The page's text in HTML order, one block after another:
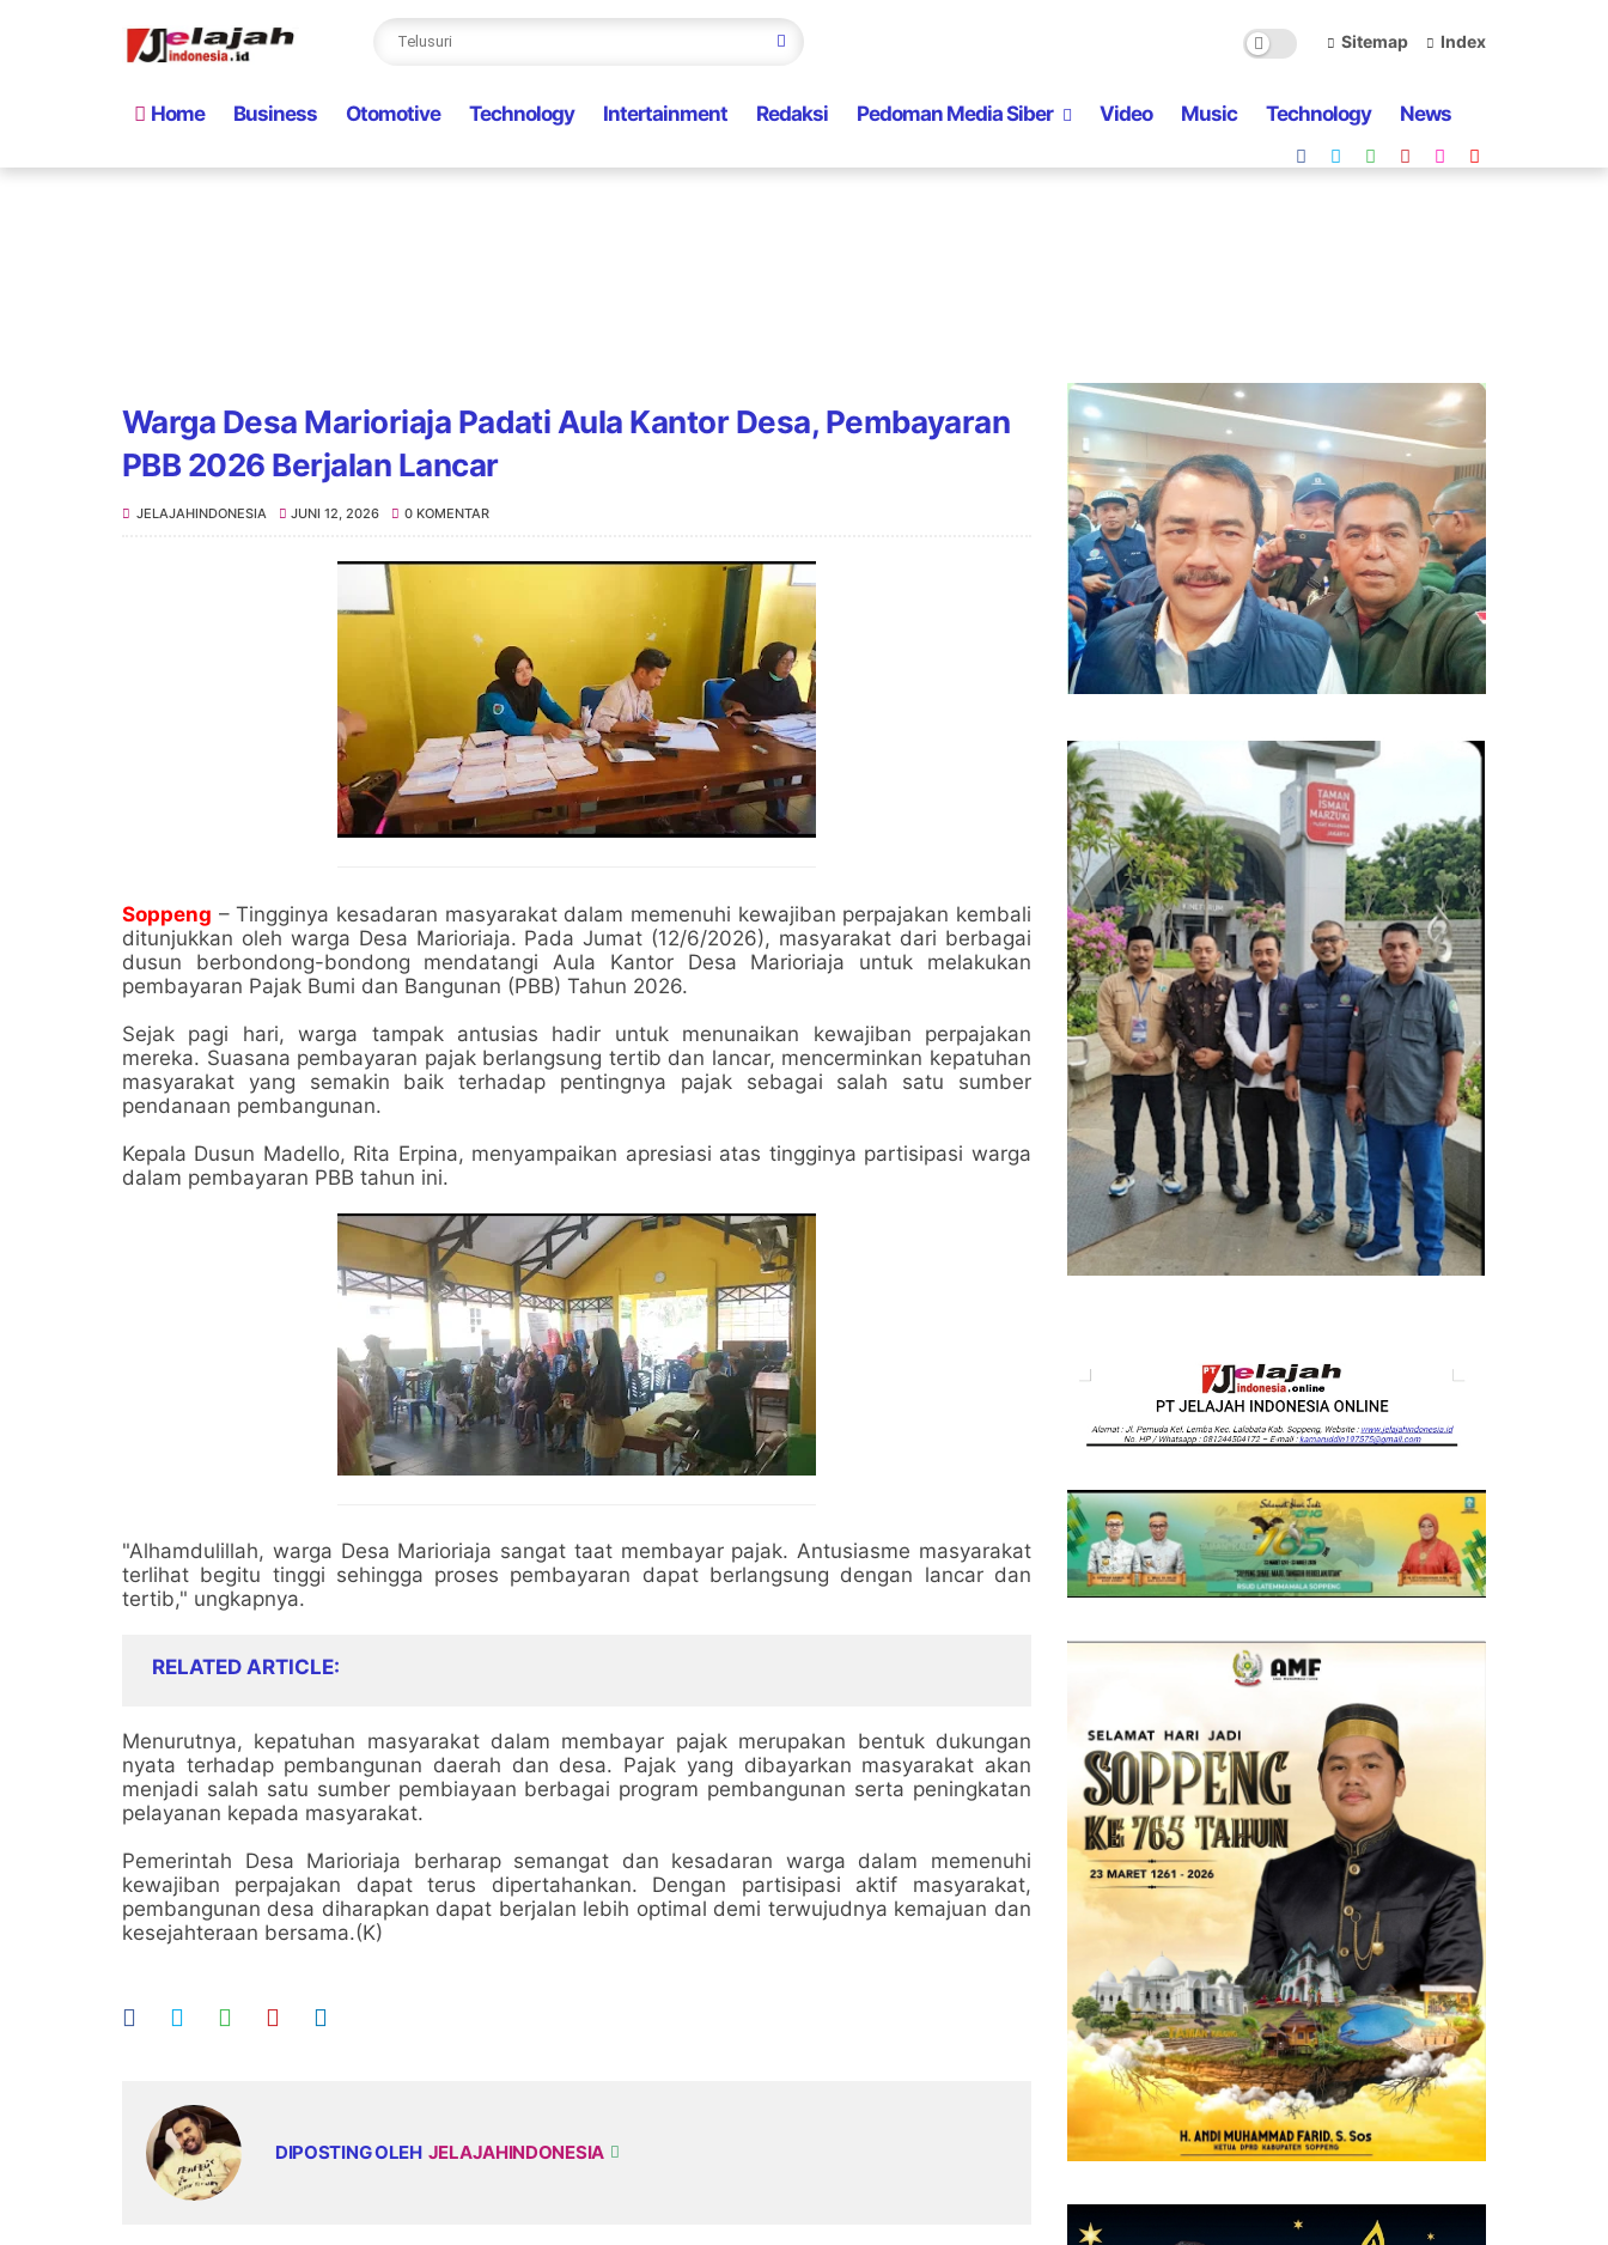
Sitemap Index
Home Business Otomotive Technology Intertainment Redaksi Pedoman Media Siber Video Music Technology News
Warga Desa Marioriaja Padati Aula Kantor Desa, Pembayaran
PBB 2026 Berjalan Lancar
JELAJAHINDONESIA JUNI 12, 2026 0 KOMENTAR
Soppeng – Tingginya kesadaran masyarakat dalam memenuhi kewajiban perpajakan kembali
ditunjukkan oleh warga Desa Marioriaja. Pada Jumat (12/6/2026), masyarakat dari berbagai
dusun berbondong-bondong mendatangi Aula Kantor Desa Marioriaja untuk melakukan
pembayaran Pajak Bumi dan Bangunan (PBB) Tahun 2026.
Sejak pagi hari, warga tampak antusias hadir untuk menunaikan kewajiban perpajakan
mereka. Suasana pembayaran pajak berlangsung tertib dan lancar, mencerminkan kepatuhan
masyarakat yang semakin baik terhadap pentingnya pajak sebagai salah satu sumber
pendanaan pembangunan.
Kepala Dusun Madello, Rita Erpina, menyampaikan apresiasi atas tingginya partisipasi warga
dalam pembayaran PBB tahun ini.
"Alhamdulillah, warga Desa Marioriaja sangat taat membayar pajak. Antusiasme masyarakat
terlihat begitu tinggi sehingga proses pembayaran dapat berlangsung dengan lancar dan
tertib," ungkapnya.
RELATED ARTICLE
Menurutnya, kepatuhan masyarakat dalam membayar pajak merupakan bentuk dukungan
nyata terhadap pembangunan daerah dan desa. Pajak yang dibayarkan masyarakat akan
menjadi salah satu sumber pembiayaan berbagai program pembangunan serta peningkatan
pelayanan kepada masyarakat.
Pemerintah Desa Marioriaja berharap semangat dan kesadaran warga dalam memenuhi
kewajiban perpajakan dapat terus dipertahankan. Dengan partisipasi aktif masyarakat,
pembangunan desa diharapkan dapat berjalan lebih optimal demi terwujudnya kemajuan dan
kesejahteraan bersama.(K)
DIPOSTING OLEH JELAJAHINDONESIA